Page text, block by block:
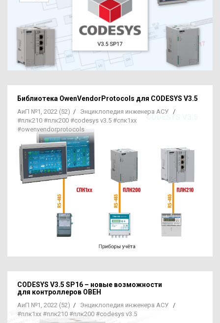
Библиотека OwenVendorProtocols для CODESYS V3.5
АиП №1, 2022 (52) / Энциклопедия инженера АСУ /
#плк210 #плк200 #codesys v3.5 #спк1хх
#owenvendorprotocols
CODESYS V3.5 SP16 – новые возможности
для контроллеров ОВЕН
АиП №1, 2022 (52) / Энциклопедия инженера АСУ /
#плк1хх #плк210 #плк200 #codesys v3.5